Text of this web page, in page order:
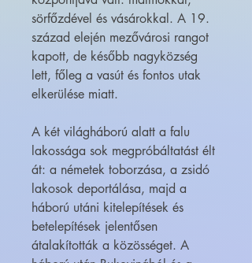
sörfőzdével és vásárokkal. A 19.
század elején mezővárosi rangot
kapott, de később nagyközség
lett, főleg a vasút és fontos utak
elkerülése miatt.
A két világháború alatt a falu
lakossága sok megpróbáltatást élt
át: a németek toborzása, a zsidó
lakosok deportálása, majd a
háború utáni kitelepítések és
betelepítések jelentősen
átalakították a közösséget. A